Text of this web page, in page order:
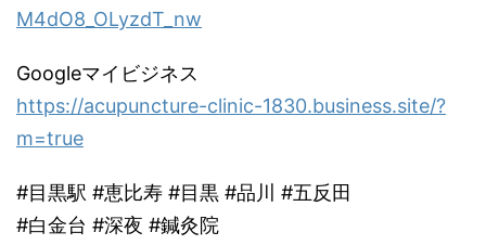
M4dO8_OLyzdT_nw
Googleマイビジネス
https://acupuncture-clinic-1830.business.site/?
m=true
#目黒駅 #恵比寿 #目黒 #品川 #五反田
#白金台 #深夜 #鍼灸院